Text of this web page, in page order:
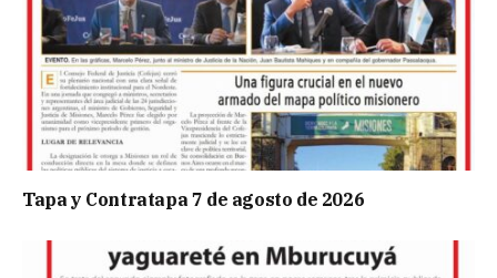
Tapa y Contratapa 7 de agosto de 2026